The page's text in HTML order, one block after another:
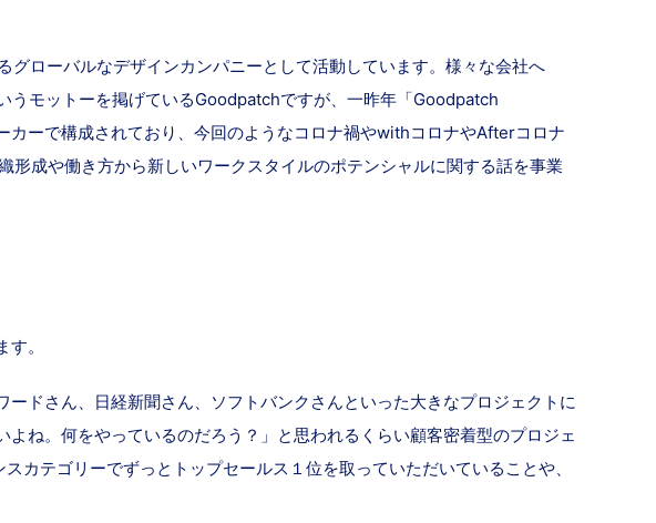
ローバルなデザインカンパニーとして活動しています。様々な会社へ
うモットーを掲げているGoodpatchですが、一昨年「Goodpatch
ーで構成されており、今回のようなコロナ禍やwithコロナやAfterコロナ
成や働き方から新しいワークスタイルのポテンシャルに関する話を事業
。
ドさん、日経新聞さん、ソフトバンクさんといった大きなプロジェクトに
ね。何をやっているのだろう？」と思われるくらい顧客密着型のプロジェ
テゴリーでずっとトップセールス１位を取っていただいていることや、